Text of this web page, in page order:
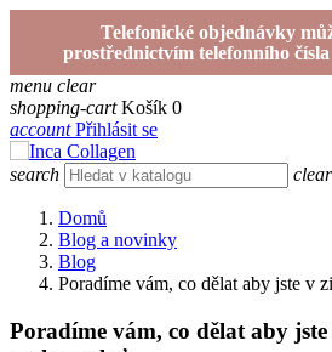
Telefonické objednávky
prostřednictvím telefonního čísla
menu clear
shopping-cart Košík 0
account Přihlásit se
search clear
Domů
Blog a novinky
Blog
Poradíme vám, co dělat aby jste v
Poradíme vám, co dělat aby jste